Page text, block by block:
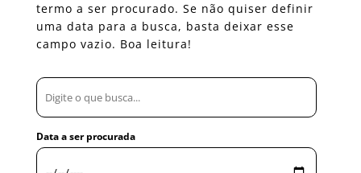
termo a ser procurado. Se não quiser definir
uma data para a busca, basta deixar esse
campo vazio. Boa leitura!